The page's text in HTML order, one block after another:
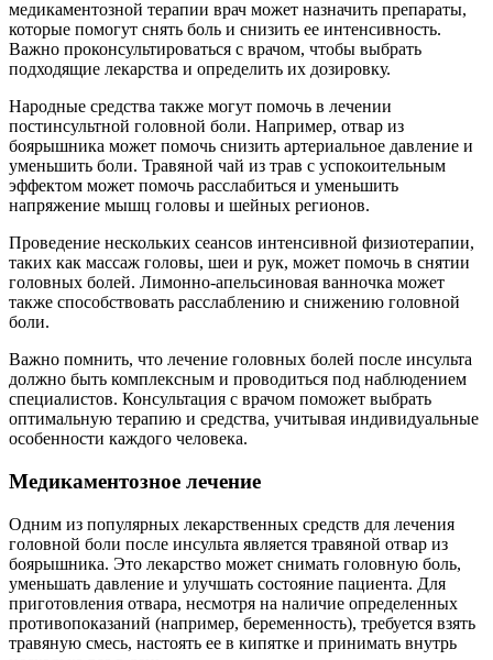
медикаментозной терапии врач может назначить препараты,
которые помогут снять боль и снизить ее интенсивность.
Важно проконсультироваться с врачом, чтобы выбрать
подходящие лекарства и определить их дозировку.
Народные средства также могут помочь в лечении
постинсультной головной боли. Например, отвар из
боярышника может помочь снизить артериальное давление и
уменьшить боли. Травяной чай из трав с успокоительным
эффектом может помочь расслабиться и уменьшить
напряжение мышц головы и шейных регионов.
Проведение нескольких сеансов интенсивной физиотерапии,
таких как массаж головы, шеи и рук, может помочь в снятии
головных болей. Лимонно-апельсиновая ванночка может
также способствовать расслаблению и снижению головной
боли.
Важно помнить, что лечение головных болей после инсульта
должно быть комплексным и проводиться под наблюдением
специалистов. Консультация с врачом поможет выбрать
оптимальную терапию и средства, учитывая индивидуальные
особенности каждого человека.
Медикаментозное лечение
Одним из популярных лекарственных средств для лечения
головной боли после инсульта является травяной отвар из
боярышника. Это лекарство может снимать головную боль,
уменьшать давление и улучшать состояние пациента. Для
приготовления отвара, несмотря на наличие определенных
противопоказаний (например, беременность), требуется взять
травяную смесь, настоять ее в кипятке и принимать внутрь